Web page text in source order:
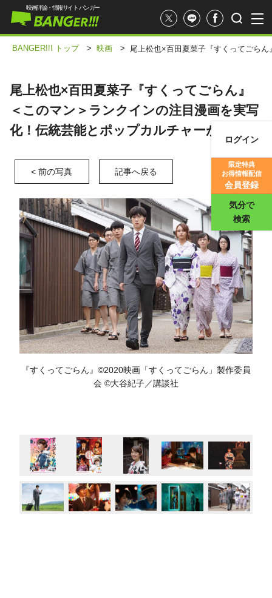
映画評価
映画評論・情報サイト バンガー
ログイン
限定特典
お得情報配信
会員登録
気分で
検索
BANGER!!! トップ > 映画 > 尾上松也×百田夏菜子『すくってごら
尾上松也×百田夏菜子『すくってごらん』
＜このマン＞ランクインの注目漫画を実写
化！伝統芸能とポップカルチャーが邂逅
< 前の写真 記事へ戻る
『すくってごらん』©️2020映画「すくってごらん」製作委員
会 ©️大谷紀子／講談社